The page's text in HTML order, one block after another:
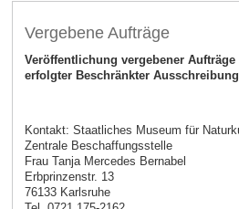
Vergebene Aufträge
Veröffentlichung vergebener Aufträge
erfolgter Beschränkter Ausschreibung
Kontakt: Staatliches Museum für
Zentrale Beschaffungsstelle
Frau Tanja Mercedes Bernabel
Erbprinzenstr. 13
76133 Karlsruhe